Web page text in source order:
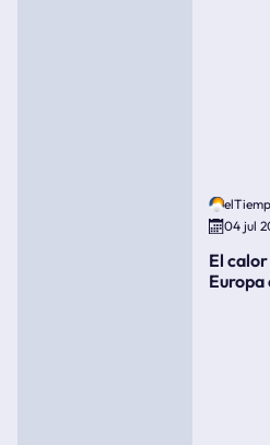
04 jul
El
Europa